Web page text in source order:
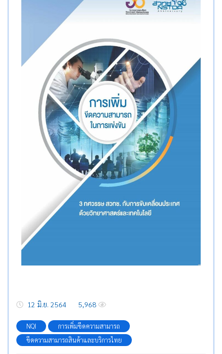
12 มิ.ย. 2564 5,968
NQI
การเพิ่มขีดความสามารถ
ขีดความสามารถสินค้าและบริการไทย